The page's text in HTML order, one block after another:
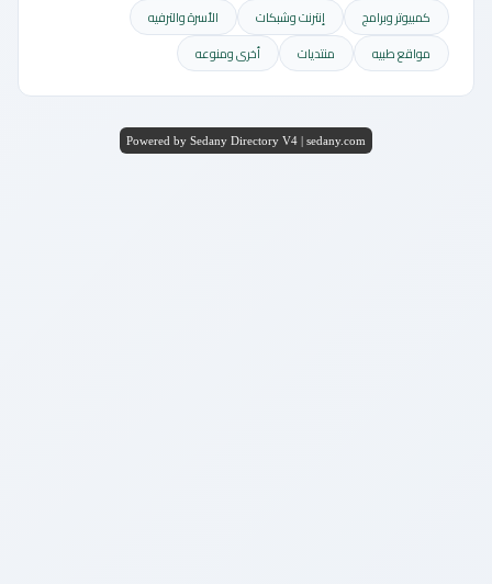
كمبيوتر وبرامج
إنترنت وشبكات
الأسرة والترفيه
مواقع طبيه
منتديات أخرى ومنوعه
Powered by Sedany Directory V4 | sedany.com